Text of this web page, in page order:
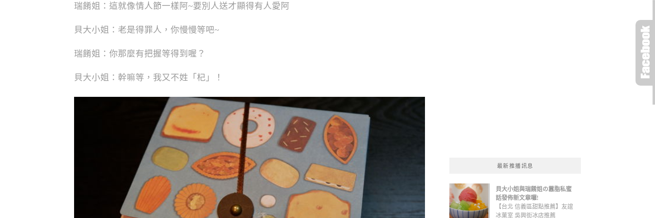
瑞餚姐：這就像情人節一樣阿~要別人送才顯得有人愛阿
貝大小姐：老是得罪人，你慢慢等吧~
瑞餚姐：你那麼有把握等得到喔？
貝大小姐：幹嘛等，我又不姓「杞」！
最新推播訊息
貝大小姐與瑞餚姐の囂脂私蜜
話發佈新文章囉!
【台北 信義區甜點推薦】友誼
冰菓室 吳興街冰店推薦